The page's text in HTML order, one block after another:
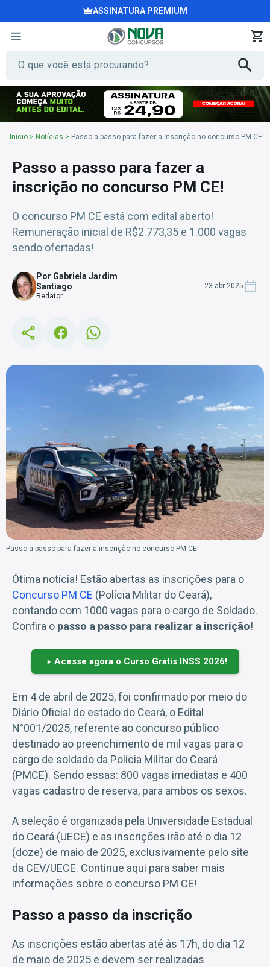
ASSINATURA PREMIUM
Início > Notícias > Passo a passo para fazer a inscrição no concurso PM CE!
Passo a passo para fazer a
inscrição no concurso PM CE!
O concurso PM CE está com edital aberto!
Remuneração inicial de R$2.773,35 e 1.000 vagas
sendo ofertadas!
Por Gabriela Jardim
Santiago
Redator
23 abr 2025
Passo a passo para fazer a inscrição no concurso PM CE!
Ótima notícia! Estão abertas as inscrições para o
Concurso PM CE (Polícia Militar do Ceará),
contando com 1000 vagas para o cargo de Soldado.
Confira o passo a passo para realizar a inscrição!
Acesse agora o Curso Grátis INSS 2026!
Em 4 de abril de 2025, foi confirmado por meio do
Diário Oficial do estado do Ceará, o Edital
N°001/2025, referente ao concurso público
destinado ao preenchimento de mil vagas para o
cargo de soldado da Polícia Militar do Ceará
(PMCE). Sendo essas: 800 vagas imediatas e 400
vagas cadastro de reserva, para ambos os sexos.
A seleção é organizada pela Universidade Estadual
do Ceará (UECE) e as inscrições irão até o dia 12
(doze) de maio de 2025, exclusivamente pelo site
da CEV/UECE. Continue aqui para saber mais
informações sobre o concurso PM CE!
Passo a passo da inscrição
As inscrições estão abertas até às 17h, do dia 12
de maio de 2025 e devem ser realizadas